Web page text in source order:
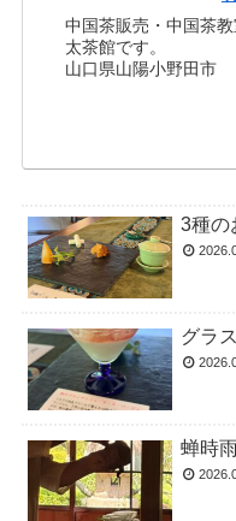
中国茶販売・中国茶
太茶館です。
山口県山陽小野田市
3種の
グラ
蝉時